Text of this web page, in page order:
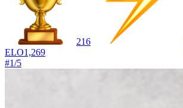
216
ELO1,269
#1/5